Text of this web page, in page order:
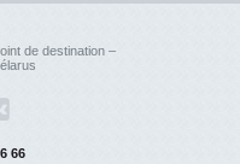
de destination –
66